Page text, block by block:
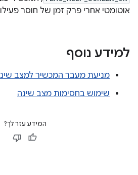
אוטומטי אחרי פרק זמן של חוסר
למידע נוסף
מניעת מעבר המכשיר למצב
שימוש בחסימות מצב שינה
המידע עזר לך?